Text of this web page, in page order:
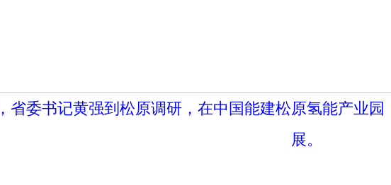
委书记黄强到松原调研，在中国能建松原氢能产业园
展。